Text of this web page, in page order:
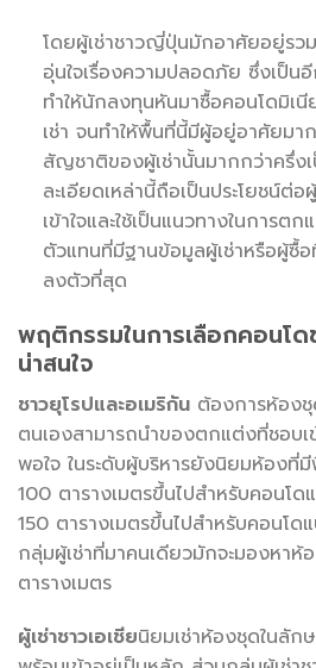
โดยผู้เช่าชาวญี่ปุ่นมักอาศัยอยู่รว
อุ่นใจเรื่องความปลอดภัย ซึ่งเป็
ทำให้นักลงทุนหันมาซื้อคอนโดมิเ
เช่า จนทำให้พื้นที่นี้มีผู้อยู่อาศัยมา
สัญชาติของผู้เช่านั้นมากกว่าครึ่ง
ละเอียดเหล่านี้ถือเป็นประโยชน์ต่
เข้าใจและใช้เป็นแนวทางในการต
ตัวแทนที่มีฐานข้อมูลผู้เช่าหรือผู้ซื้
ลงตัวที่สุด
พฤติกรรมในการเลือกคอนโ
น่าสนใจ
ชาวยุโรปและอเมริกัน ต้องการห้อง
ตนเองสามารถนำของตกแต่งที่ชอบ
พอใจ ในระดับผู้บริหารยังนิยมห้อง
100 ตารางเมตรขึ้นไปสำหรับคอนโ
150 ตารางเมตรขึ้นไปสำหรับคอนโ
กลุ่มผู้เช่าที่มาคนเดียวมักจะมองหา
ตารางเมตร
ผู้เช่าชาวเอเชียนิยมเช่าห้องชุดในลั